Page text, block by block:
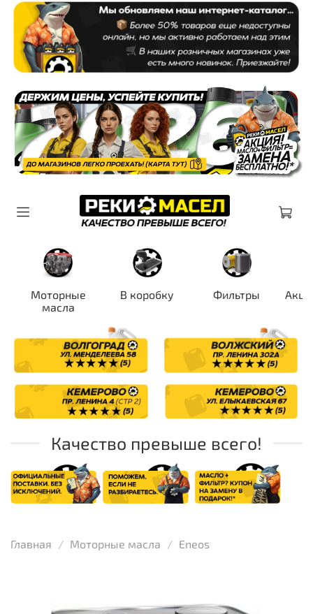
Моторные
масла
В коробку Фильтры
Качество превыше всего!
Главная Моторные масла Eneos